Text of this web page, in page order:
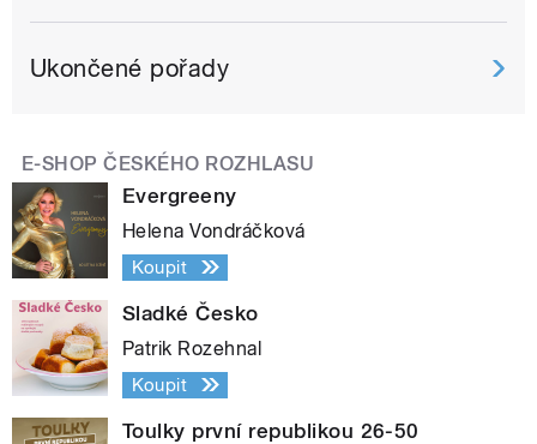
Ukončené pořady
E-SHOP ČESKÉHO ROZHLASU
Evergreeny
Helena Vondráčková
Koupit
Sladké Česko
Patrik Rozehnal
Koupit
Toulky první republikou 26-50